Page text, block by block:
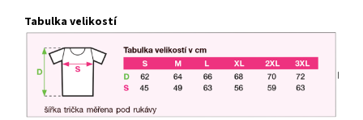
Tabulka velikostí